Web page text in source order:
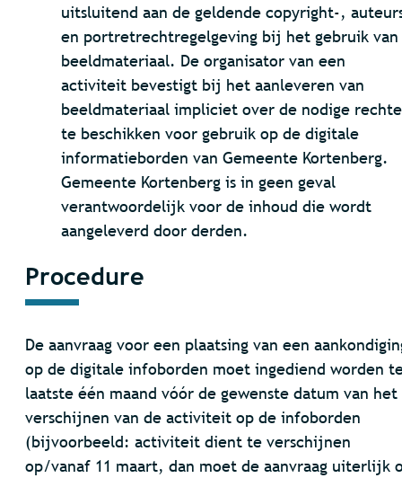
uitsluitend aan de geldende copyright-,
en portretrechtregelgeving bij het gebruik van
beeldmateriaal. De organisator van een
activiteit bevestigt bij het aanleveren van
beeldmateriaal impliciet over de nodige
te beschikken voor gebruik op de digitale
informatieborden van Gemeente Kortenberg.
Gemeente Kortenberg is in geen geval
verantwoordelijk voor de inhoud die wordt
aangeleverd door derden.
Procedure
De aanvraag voor een plaatsing van een
op de digitale infoborden moet ingediend worden
laatste één maand vóór de gewenste datum van het
verschijnen van de activiteit op de infoborden
(bijvoorbeeld: activiteit dient te verschijnen
op/vanaf 11 maart, dan moet de aanvraag uiterlijk